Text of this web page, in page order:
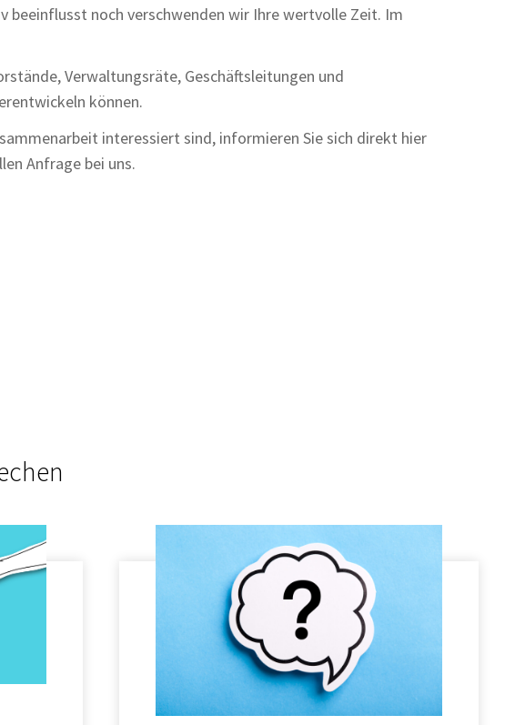
noch verschwenden wir Ihre wertvolle Zeit. Im
Verwaltungsräte, Geschäftsleitungen und
können.
interessiert sind, informieren Sie sich direkt hier
Anfrage bei uns.